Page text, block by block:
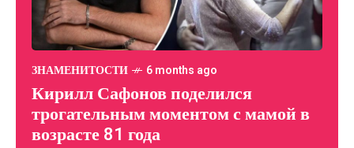
ЗНАМЕНИТОСТИ 6 months ago
Кирилл Сафонов поделился
трогательным моментом с мамой в
возрасте 81 года